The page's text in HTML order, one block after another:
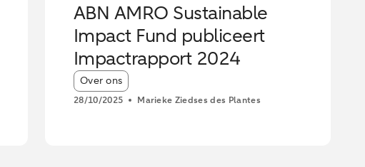
ABN AMRO Sustainable
Impact Fund publiceert
Impactrapport 2024
Article tags:
Over ons
28/10/2025 Marieke Ziedses des Plantes